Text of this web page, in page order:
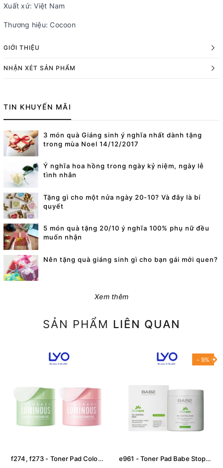
Xuất xứ: Việt Nam
Thương hiệu: Cocoon
GIỚI THIỆU
NHẬN XÉT SẢN PHẨM
TIN KHUYẾN MÃI
3 món quà Giáng sinh ý nghĩa nhất dành tặng
trong mùa Noel 14/12/2017
Ý nghĩa hoa hồng trong ngày kỷ niệm, ngày lễ
tình nhân
Tặng gì cho một nửa ngày 20-10? Và đây là bí
quyết
5 món quà tặng 20/10 ý nghĩa 100% phụ nữ đều
muốn nhận
Nên tặng quà giáng sinh gì cho bạn gái mới quen?
Xem thêm
SẢN PHẨM LIÊN QUAN
f274, f273 - Toner Pad Colorkey Luminous Hỗ Trợ Dưỡng Sáng, Cấp Ẩm, Làm Dịu Da Phù hợp với da nhạy cảm LYO
- 9%
e961 - Toner Pad Babe Stop Akn Oil Control Pads (60 Miếng) Kiểm Soát Dầu & Mụn LYO